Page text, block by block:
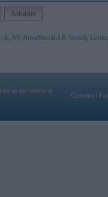
Atbildēt
jk AV AiwaShuraLLP, GirtzB Lafter
un nav saistīts ar
Galvena